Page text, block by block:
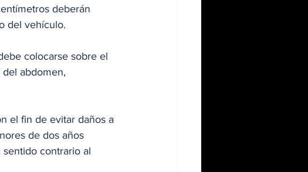
deberán
del vehículo.
colocarse sobre el
abdomen,
el fin de evitar daños a
de dos años
contrario al